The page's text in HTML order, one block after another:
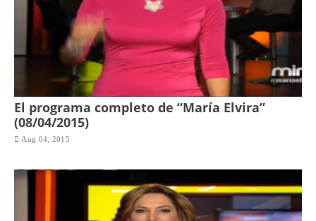
El programa completo de “María Elvira”
(08/04/2015)
Aug 04, 2015